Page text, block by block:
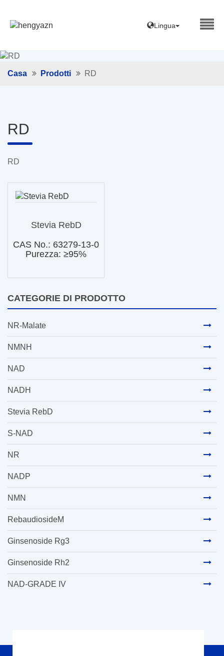
Lingua
Casa Prodotti RD
RD
RD
Stevia RebD
CAS No.: 63279-13-0
Purezza: ≥95%
CATEGORIE DI PRODOTTO
NR-Malate
NMNH
NAD
NADH
Stevia RebD
S-NAD
NR
NADP
NMN
RebaudiosideM
Ginsenoside Rg3
Ginsenoside Rh2
NAD-GRADE IV